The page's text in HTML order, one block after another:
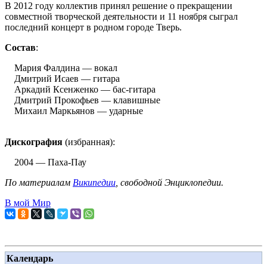
В 2012 году коллектив принял решение о прекращении
совместной творческой деятельности и 11 ноября сыграл
последний концерт в родном городе Тверь.
Состав:
Мария Фалдина — вокал
Дмитрий Исаев — гитара
Аркадий Ксенженко — бас-гитара
Дмитрий Прокофьев — клавишные
Михаил Маркьянов — ударные
Дискография (избранная):
2004 — Паха-Пау
По материалам Википедии , свободной Энциклопедии.
В мой Мир
Календарь